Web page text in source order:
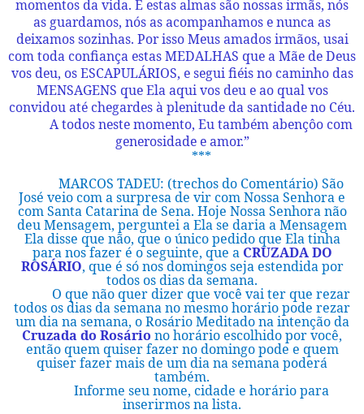
momentos da vida. E estas almas são nossas irmãs, nós
as guardamos, nós as acompanhamos e nunca as
deixamos sozinhas. Por isso Meus amados irmãos, usai
com toda confiança estas MEDALHAS que a Mãe de Deus
vos deu, os ESCAPULÁRIOS, e segui fiéis no caminho das
MENSAGENS que Ela aqui vos deu e ao qual vos
convidou até chegardes à plenitude da santidade no Céu.
A todos neste momento, Eu também abençôo com
generosidade e amor.”
***
MARCOS TADEU: (trechos do Comentário) São
José veio com a surpresa de vir com Nossa Senhora e
com Santa Catarina de Sena. Hoje Nossa Senhora não
deu Mensagem, perguntei a Ela se daria a Mensagem
Ela disse que não, que o único pedido que Ela tinha
para nos fazer é o seguinte, que a CRUZADA DO
ROSÁRIO, que é só nos domingos seja estendida por
todos os dias da semana.
O que não quer dizer que você vai ter que rezar
todos os dias da semana no mesmo horário pode rezar
um dia na semana, o Rosário Meditado na intenção da
Cruzada do Rosário no horário escolhido por você,
então quem quiser fazer no domingo pode e quem
quiser fazer mais de um dia na semana poderá
também.
Informe seu nome, cidade e horário para
inserirmos na lista.